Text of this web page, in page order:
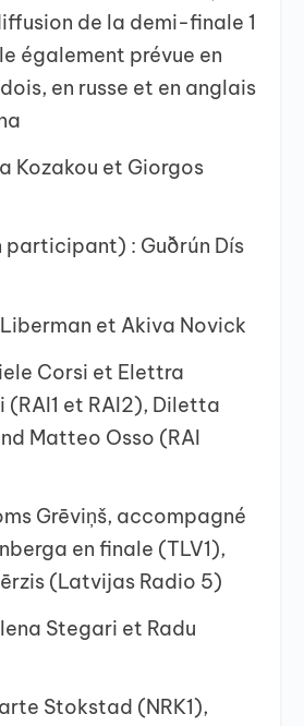
de la demi-finale 1
également prévue en
en russe et en anglais
Kozakou et Giorgos
participant) : Guðrún Dís
et Akiva Novick
Corsi et Elettra
(RAI1 et RAI2), Diletta
Matteo Osso (RAI
Grēviņš, accompagné
en finale (TLV1),
(Latvijas Radio 5)
Stegari et Radu
Stokstad (NRK1),